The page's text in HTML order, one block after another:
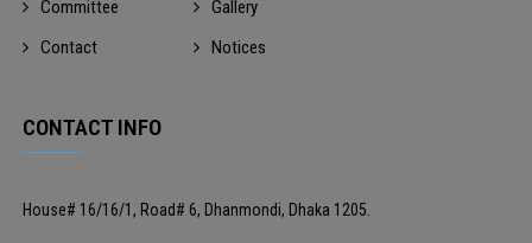
Committee
Gallery
Contact
Notices
CONTACT INFO
House# 16/16/1, Road# 6, Dhanmondi, Dhaka 1205.